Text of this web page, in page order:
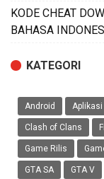
KODE CHEAT
BAHASA
KATEGORI
Android
Clash of Clans
Game Rilis
GTA SA GTA V